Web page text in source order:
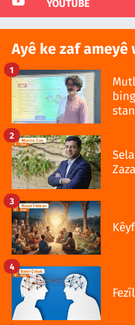
YOUTUBE
Ayê ke zaf ameyê
1
2
3
4